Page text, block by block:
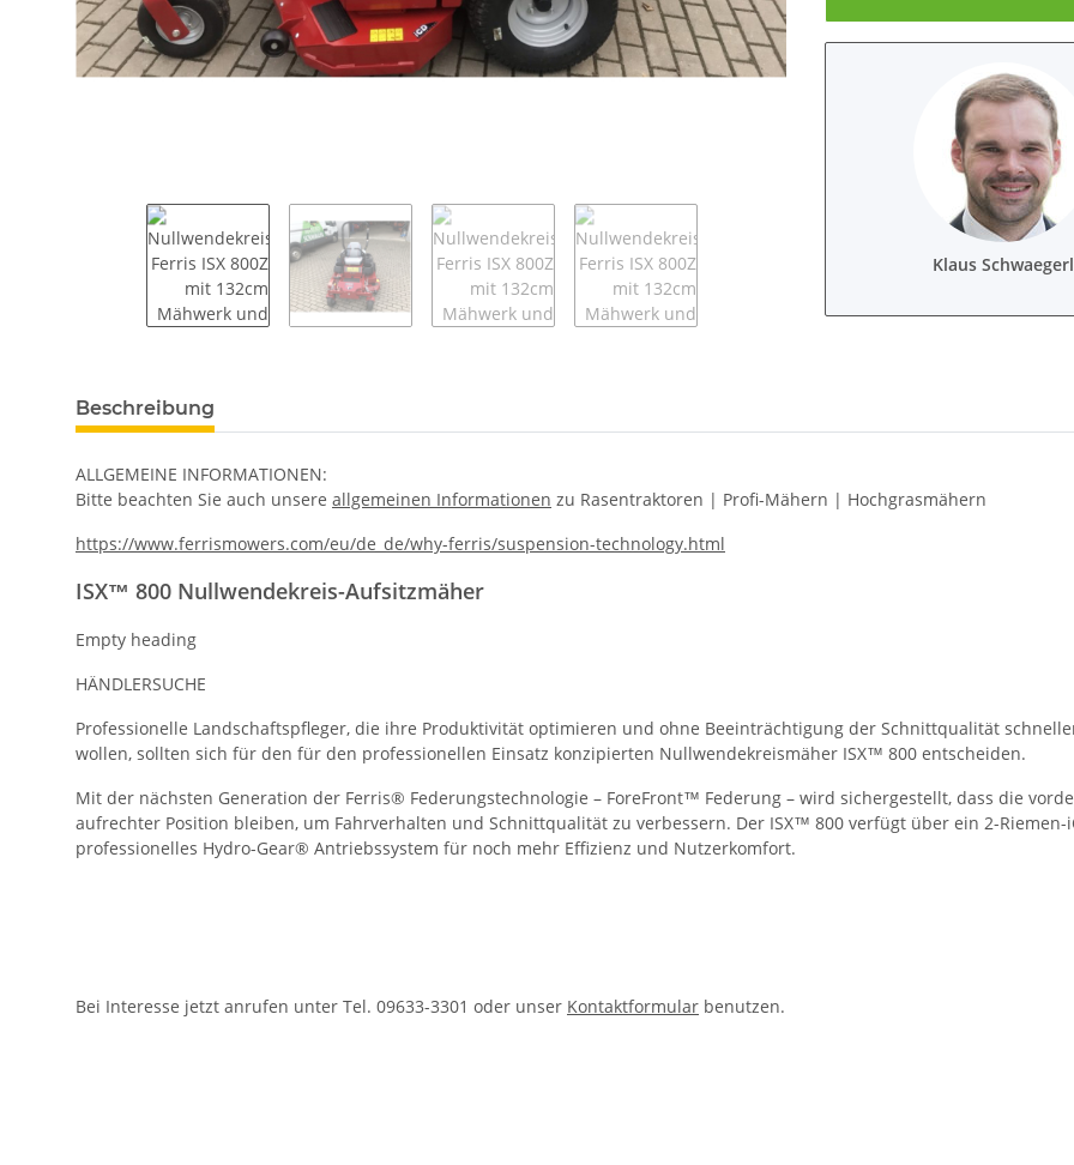
Klaus Schwaegerl
weitere Registerkarten anzeigen
Beschreibung
ALLGEMEINE INFORMATIONEN:
Bitte beachten Sie auch unsere allgemeinen Informationen zu Rasentraktoren | Profi-Mähern | Hochgrasmähern
https://www.ferrismowers.com/eu/de_de/why-ferris/suspension-technology.html
ISX™ 800 Nullwendekreis-Aufsitzmäher
Empty heading
HÄNDLERSUCHE
Professionelle Landschaftspfleger, die ihre Produktivität optimieren und ohne Beeinträchtigung der Schnittqualität
wollen, sollten sich für den für den professionellen Einsatz konzipierten Nullwendekreismäher ISX™ 800 entscheiden.
Mit der nächsten Generation der Ferris® Federungstechnologie – ForeFront™ Federung – wird sichergestellt, dass die
aufrechter Position bleiben, um Fahrverhalten und Schnittqualität zu verbessern. Der ISX™ 800 verfügt über ein 2-
professionelles Hydro-Gear® Antriebssystem für noch mehr Effizienz und Nutzerkomfort.
Bei Interesse jetzt anrufen unter Tel. 09633-3301 oder unser Kontaktformular benutzen.